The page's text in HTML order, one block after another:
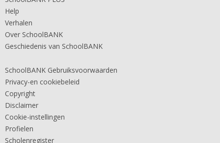
Help
Verhalen
Over SchoolBANK
Geschiedenis van SchoolBANK
SchoolBANK Gebruiksvoorwaarden
Privacy-en cookiebeleid
Copyright
Disclaimer
Cookie-instellingen
Profielen
Scholenregister